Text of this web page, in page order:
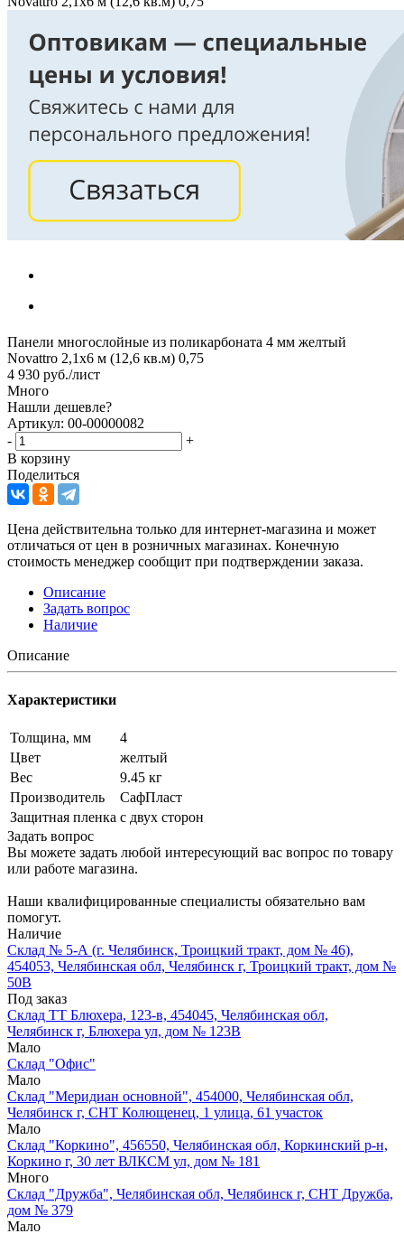
Панели многослойные из поликарбоната 4 мм желтый
Novattro 2,1х6 м (12,6 кв.м) 0,75
4 930 руб./лист
Много
Нашли дешевле?
Артикул: 00-00000082
-
+
В корзину
Поделиться
Цена действительна только для интернет-магазина и может
отличаться от цен в розничных магазинах. Конечную
стоимость менеджер сообщит при подтверждении заказа.
Описание
Задать вопрос
Наличие
Описание
Характеристики
Толщина, мм
4
Цвет
желтый
Вес
9.45 кг
Производитель
СафПласт
Защитная пленка с двух сторон
Задать вопрос
Вы можете задать любой интересующий вас вопрос по товару
или работе магазина.
Наши квалифицированные специалисты обязательно вам
помогут.
Наличие
Склад № 5-А (г. Челябинск, Троицкий тракт, дом № 46),
454053, Челябинская обл, Челябинск г, Троицкий тракт, дом №
50В
Под заказ
Склад ТТ Блюхера, 123-в, 454045, Челябинская обл,
Челябинск г, Блюхера ул, дом № 123В
Мало
Склад "Офис"
Мало
Склад "Меридиан основной", 454000, Челябинская обл,
Челябинск г, СНТ Колющенец, 1 улица, 61 участок
Мало
Склад "Коркино", 456550, Челябинская обл, Коркинский р-н,
Коркино г, 30 лет ВЛКСМ ул, дом № 181
Много
Склад "Дружба", Челябинская обл, Челябинск г, СНТ Дружба,
дом № 379
Мало